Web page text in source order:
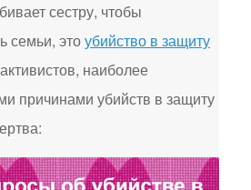
сестру, чтобы
семьи, этоубийство в защиту
наиболее
причинами убийств в защиту